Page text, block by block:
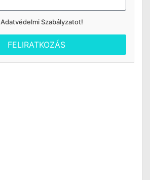
Adatvédelmi Szabályzatot!
FELIRATKOZÁS